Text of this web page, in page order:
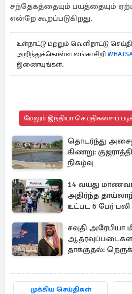
சந்தேகத்தையும் பயத்தையும்
என்றே கூறப்படுகிறது.
உள்நாட்டு மற்றும் வெளிநாட்டு
அறிந்துக்கொள்ள லங்காசிறி
இணையுங்கள்.
மேலும் இந்தியா செய்திகளைப்
தொடர்ந்து
கிணறு:
நிகழ்வு
14 வயது
அதிர்ந்த
உட்பட 6 பேர் பலி
சவுதி அரேபியா
தாக்குதல்:
முக்கிய செய்திகள்